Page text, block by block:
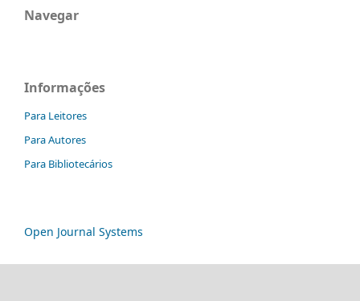
Navegar
Informações
Para Leitores
Para Autores
Para Bibliotecários
Open Journal Systems